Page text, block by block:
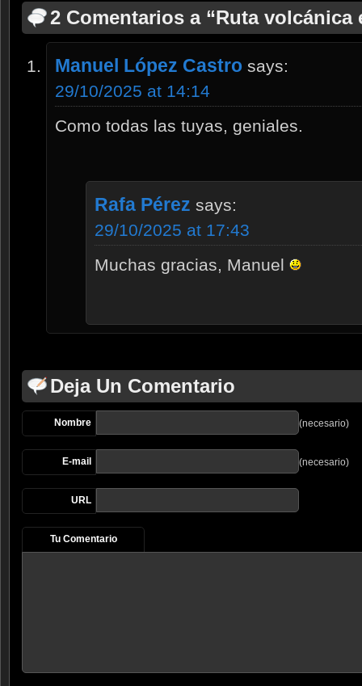
2 Comentarios a “Ruta volcánica
Manuel López Castro says:
29/10/2025 at 14:14
Como todas las tuyas, geniales.
Rafa Pérez says:
29/10/2025 at 17:43
Muchas gracias, Manuel
Deja Un Comentario
Nombre (necesario)
E-mail (necesario)
URL
Tu Comentario